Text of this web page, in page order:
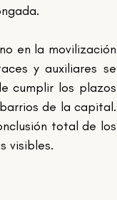
en la movilización
y auxiliares se
cumplir los plazos
de la capital.
total de los
visibles.